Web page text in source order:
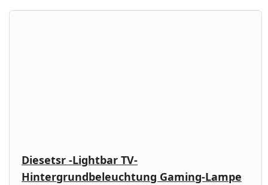
Diesetsr -Lightbar TV-
Hintergrundbeleuchtung Gaming-Lampe